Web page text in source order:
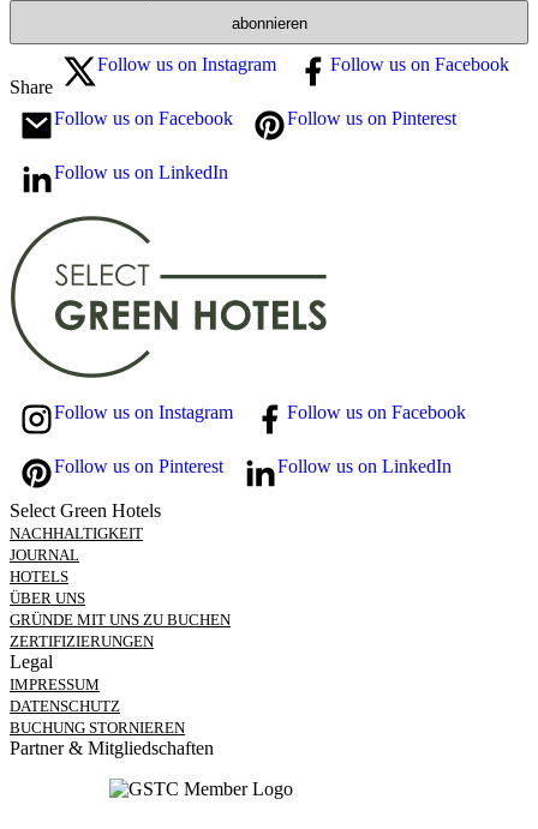
abonnieren
Share
Follow us on Instagram Follow us on Facebook
Follow us on Facebook Follow us on Pinterest
Follow us on LinkedIn
Follow us on Instagram Follow us on Facebook
Follow us on Pinterest Follow us on LinkedIn
Select Green Hotels
NACHHALTIGKEIT
JOURNAL
HOTELS
ÜBER UNS
GRÜNDE MIT UNS ZU BUCHEN
ZERTIFIZIERUNGEN
Legal
IMPRESSUM
DATENSCHUTZ
BUCHUNG STORNIEREN
Partner & Mitgliedschaften